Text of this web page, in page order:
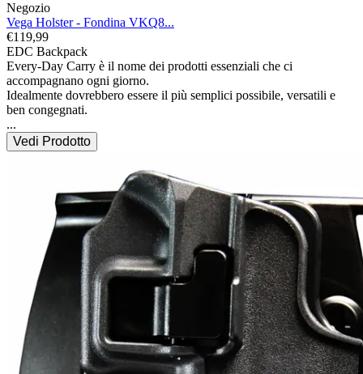
Negozio
Vega Holster - Fondina VKQ8...
€119,99
EDC Backpack
Every-Day Carry è il nome dei prodotti essenziali che ci
accompagnano ogni giorno.
Idealmente dovrebbero essere il più semplici possibile, versatili e
...
Vedi Prodotto